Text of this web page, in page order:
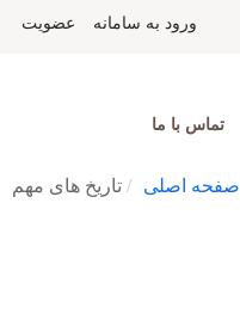
ورود به سامانه عضویت
تماس با ما
صفحه اصلی تاریخ های مهم